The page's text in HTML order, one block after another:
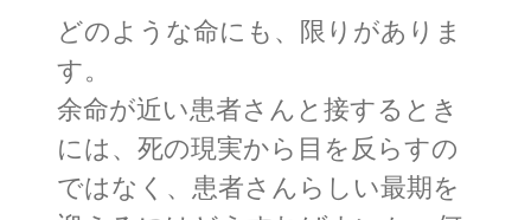
どのような命にも、限りがありま
す。
余命が近い患者さんと接するとき
には、死の現実から目を反らすの
ではなく、患者さんらしい最期を